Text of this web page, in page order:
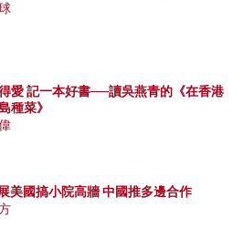
愛 記一本好書──讀吳燕青的《在香港
種菜》
美國搞小院高牆 中國推多邊合作